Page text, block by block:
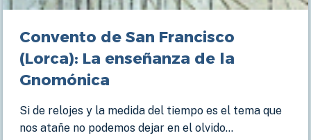
Convento de San Francisco
(Lorca): La enseñanza de la
Gnomónica
Si de relojes y la medida del tiempo es el tema que
nos atañe no podemos dejar en el olvido…